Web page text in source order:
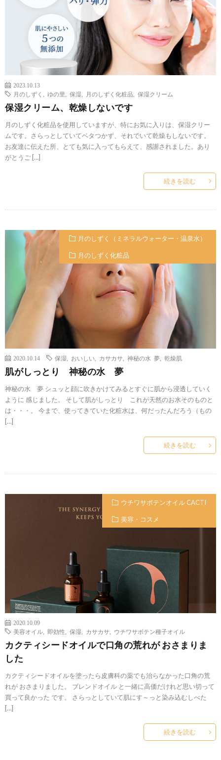
2023.10.13
月のしずく
ゆの里 保湿 月のしずく化粧品 保湿クリーム
保湿クリーム、乾燥しないです
月のしずく化粧品を使用していますが、特にお気に入りは、保湿クリー
ムです。さらっとしていてベタつかず、それでいて乾燥もしないです。
お友達に伝えた所、とても気に入ってもらえて、感謝されました。あり
がとうご […]
続きを読む
月のしずく（ミネラルウォーター・温泉水）
月のしずく化粧品
2020.10.14 保湿 おいしい カサカサ 神秘の水 夢 乾燥肌
肌がしっとり 神秘の水 夢
神秘の水 夢 シュッと顔に吹きかけてみるとすぐに肌から浸透していく
ように 感じました。 そして肌がしっとり これが天然のお水そのものと
は・・・。 今まで、使ってきていた化粧水は、何だったんだろう（もの
[…]
続きを読む
ウチワサボテンオイル CACTI
美容・コスメ
2020.10.09
美容オイル
即効性 保湿 カサカサ ウチワサボテン種子オイル
カクティシードオイルで口角の荒れが おさまりま
した
カクティシードオイルを塗ったら皮膚科の薬でも治らなかった口角の荒
れが おさまりました。 ブレンドオイル と一緒に高価だけれど思い切って
買って良かった です。 さらっとしていて肌にす～っと染み込むしべた
[…]
続きを読む